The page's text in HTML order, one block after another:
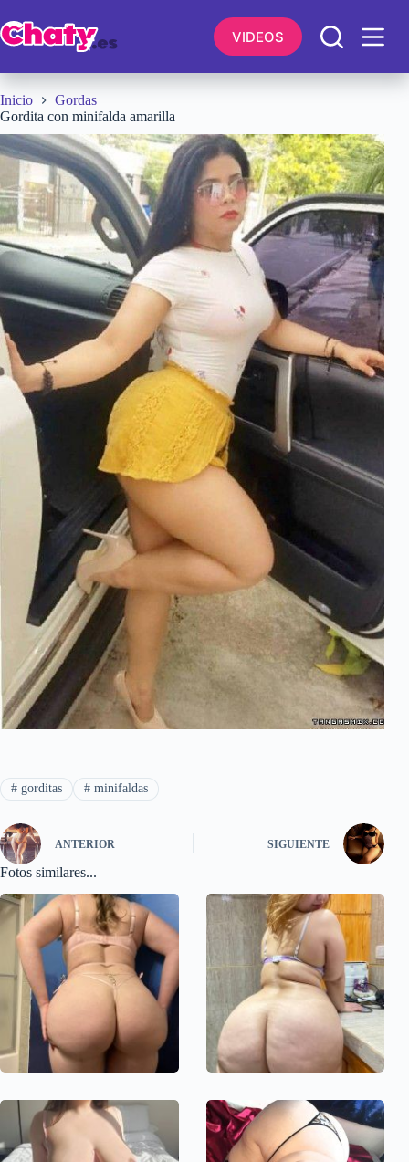
al
contenido
VIDEOS
Inicio
Gordas
Gordita con minifalda amarilla
#gorditas #minifaldas
ANTERIOR SIGUIENTE
Fotos similares...